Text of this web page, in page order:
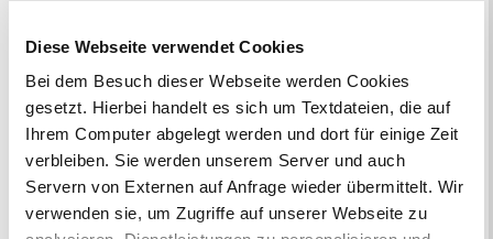
Diese Webseite verwendet Cookies
Bei dem Besuch dieser Webseite werden Cookies
gesetzt. Hierbei handelt es sich um Textdateien, die auf
Ihrem Computer abgelegt werden und dort für einige Zeit
verbleiben. Sie werden unserem Server und auch
Servern von Externen auf Anfrage wieder übermittelt. Wir
verwenden sie, um Zugriffe auf unserer Webseite zu
Veranstaltungskategorie
Zur Veranstaltungssuche
Bürgerbeteiligung
Online-Beteiligungsportal der